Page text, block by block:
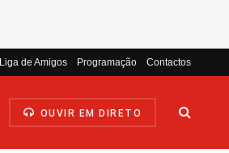
Liga de Amigos Programação Contactos
OUVIR EM DIRETO